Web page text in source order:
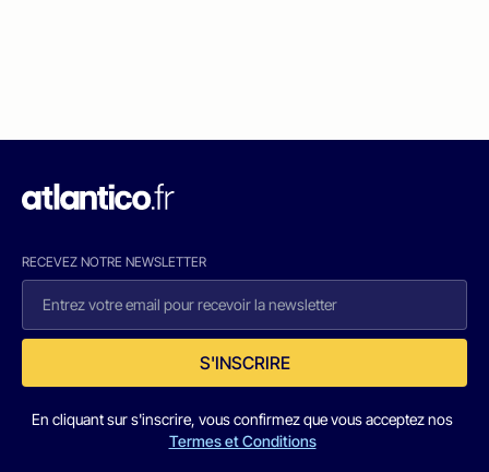
RECEVEZ NOTRE NEWSLETTER
S'INSCRIRE
En cliquant sur s'inscrire, vous confirmez que vous acceptez nos
Termes et Conditions